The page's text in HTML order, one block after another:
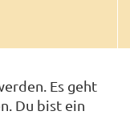
Es geht
Du bist ein